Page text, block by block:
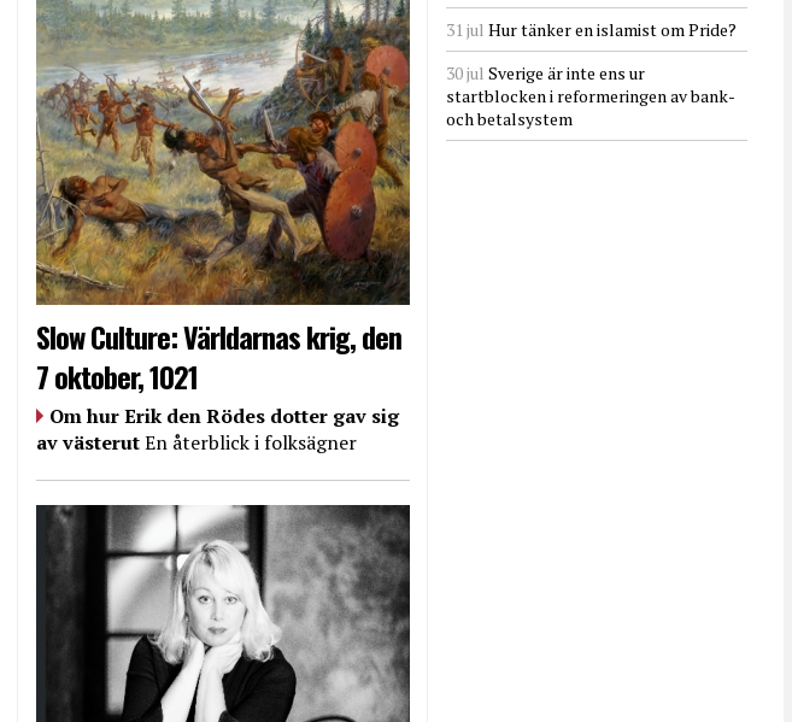
Slow Culture: Världarnas krig, den
7 oktober, 1021
Om hur Erik den Rödes dotter gav sig
av västerutEn återblick i folksägner
31 jul Hur tänker en islamist om Pride?
30 jul Sverige är inte ens ur
startblocken i reformeringen av bank-
och betalsystem